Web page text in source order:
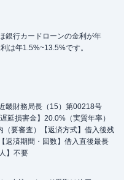
銀行カードローンの金利が年
は年1.5%~13.5%です。
畿財務局長（15）第00218号
延損害金】20.0%（実質年率）
（要審査）【返済方式】借入後残
返済期間・回数】借入直後最長
】不要